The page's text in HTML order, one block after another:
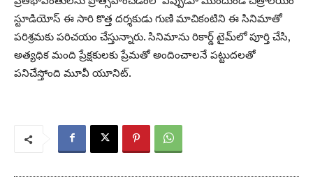
స్టూడియోస్ ఈ సారి కొత్త ద‌ర్శ‌కుడు గుణి మాచికంటిని ఈ సినిమాతో
ప‌రిశ్ర‌మ‌కు ప‌రిచ‌యం చేస్తున్నారు. సినిమాను రికార్డ్ టైమ్‌లో పూర్తి చేసి,
అత్య‌ధిక మంది ప్రేక్ష‌కుల‌కు ప్రేమ‌తో అందించాల‌నే ప‌ట్టుద‌ల‌తో
ప‌నిచేస్తోంది మూవీ యూనిట్‌.